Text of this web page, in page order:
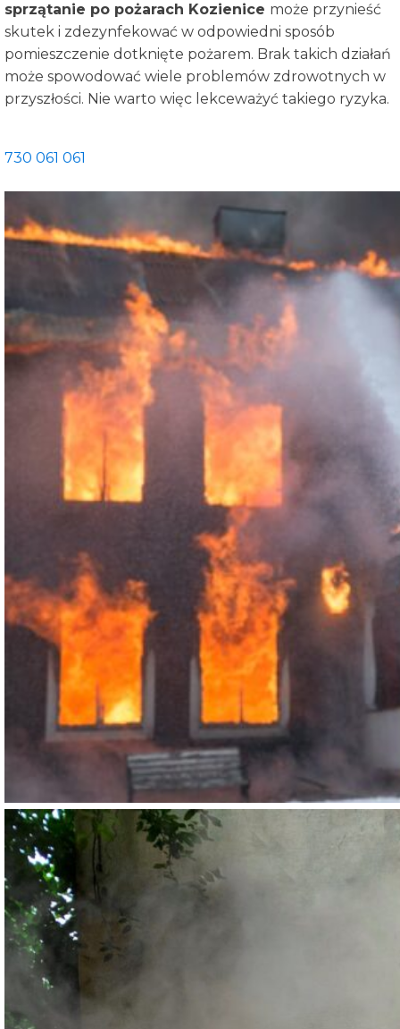
sprzątanie po pożarach Kozienice może przynieść
skutek i zdezynfekować w odpowiedni sposób
pomieszczenie dotknięte pożarem. Brak takich działań
może spowodować wiele problemów zdrowotnych w
przyszłości. Nie warto więc lekceważyć takiego ryzyka.
730 061 061